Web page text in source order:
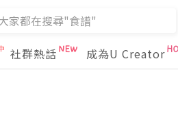
社群熱話 成為U Creator